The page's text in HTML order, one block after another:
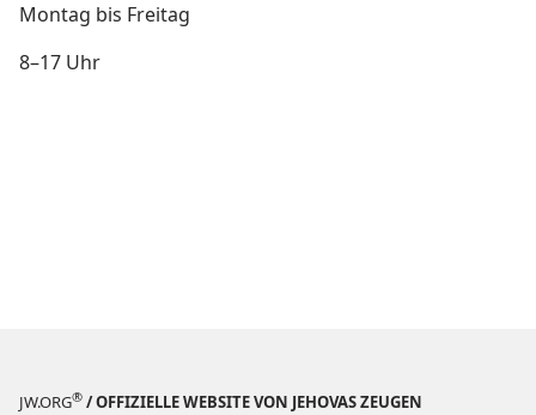
Montag bis Freitag
8–17 Uhr
JW.ORG® / OFFIZIELLE WEBSITE VON JEHOVAS ZEUGEN